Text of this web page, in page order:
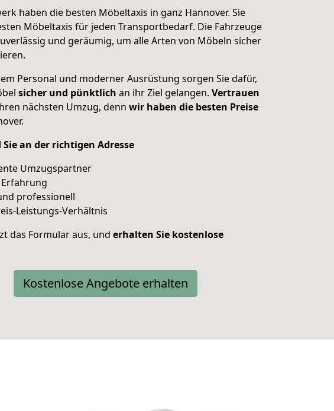
haben die besten Möbeltaxis in ganz Hannover. Sie
Möbeltaxis für jeden Transportbedarf. Die Fahrzeuge
und geräumig, um alle Arten von Möbeln sicher
Personal und moderner Ausrüstung sorgen Sie dafür,
sicher und pünktlich an ihr Ziel gelangen. Vertrauen
nächsten Umzug, denn wir haben die besten Preise
Sie an der richtigen Adresse
Umzugspartner
Erfahrung
professionell
Leistungs-Verhältnis
das Formular aus, und erhalten Sie kostenlose
Kostenlose Angebote erhalten